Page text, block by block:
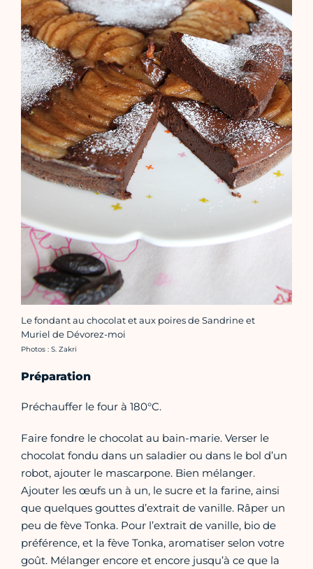
Le fondant au chocolat et aux poires de Sandrine et
Muriel de Dévorez-moi
Crédit photo :
Photos : S. Zakri
Préparation
Préchauffer le four à 180°C.
Faire fondre le chocolat au bain-marie. Verser le
chocolat fondu dans un saladier ou dans le bol d’un
robot, ajouter le mascarpone. Bien mélanger.
Ajouter les œufs un à un, le sucre et la farine, ainsi
que quelques gouttes d’extrait de vanille. Râper un
peu de fève Tonka. Pour l’extrait de vanille, bio de
préférence, et la fève Tonka, aromatiser selon votre
goût. Mélanger encore et encore jusqu’à ce que la